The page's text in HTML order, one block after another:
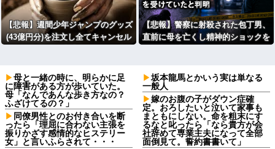
【悲報】週間少年ジャンプのグッズ
(43億円分)を注文し全てキャンセル
【悲報】警察に射殺された包丁男、
直前に母を亡くし精神的ショックを
母と一緒の時に、明らかに足
に障害がある方が歩いていた。
母「なんであんな歩き方なの？
ふざけてるの？」
同僚男性とのお付き合いを断
ったら「理屈に合わない主張を
振りかざす感情的なヒステリー
女」と言いふらされて・・・
坂本龍馬とかいう実は単なる
一般人
嫁のお腹の子がダウン症確
定。おろしたいと泣いて家事も
まともにしない。命を粗末にす
るなと叱ったら「なら貴方が会
社辞めて専業主夫になって全部
面倒見て。誓約書書いて」